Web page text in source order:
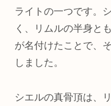
ライトの一つです。
く、リムルの半身と
が名付けたことで、
しました。
シエルの真骨頂は、